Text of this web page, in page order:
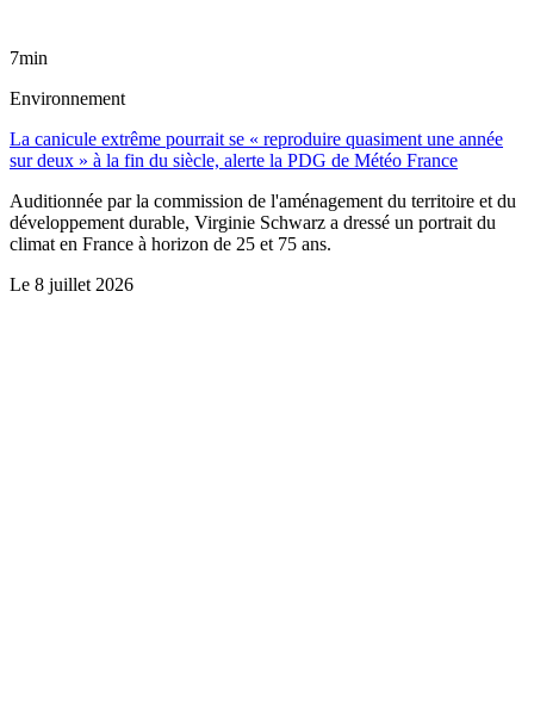
7min
Environnement
La canicule extrême pourrait se « reproduire quasiment une année
sur deux » à la fin du siècle, alerte la PDG de Météo France
Auditionnée par la commission de l'aménagement du territoire et du
développement durable, Virginie Schwarz a dressé un portrait du
climat en France à horizon de 25 et 75 ans.
Le 8 juillet 2026